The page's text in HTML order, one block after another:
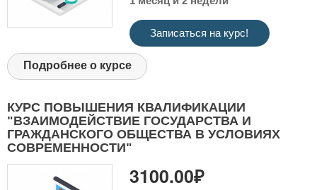
Записаться на курс!
Подробнее о курсе
КУРС ПОВЫШЕНИЯ КВАЛИФИКАЦИИ
"ВЗАИМОДЕЙСТВИЕ ГОСУДАРСТВА И
ГРАЖДАНСКОГО ОБЩЕСТВА В УСЛОВИЯХ
СОВРЕМЕННОСТИ"
3100.00₽